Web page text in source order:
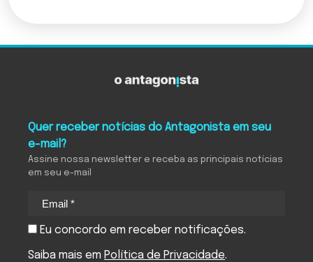
Quer receber notícias do Antagonista em seu
e-mail?
Assine nossa newsletter e receba as principais notícias
em seu e-mail
Eu concordo em receber notificações.
Saiba mais em Política de Privacidade.